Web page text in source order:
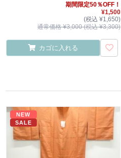
期間限定50％OFF！
¥1,500
(税込 ¥1,650)
通常価格 ¥3,000 (税込 ¥3,300)
カゴに入れる
NEW
SALE